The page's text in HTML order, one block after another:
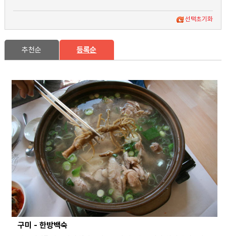
선택초기화
추천순 등록순
구미 - 한방백숙